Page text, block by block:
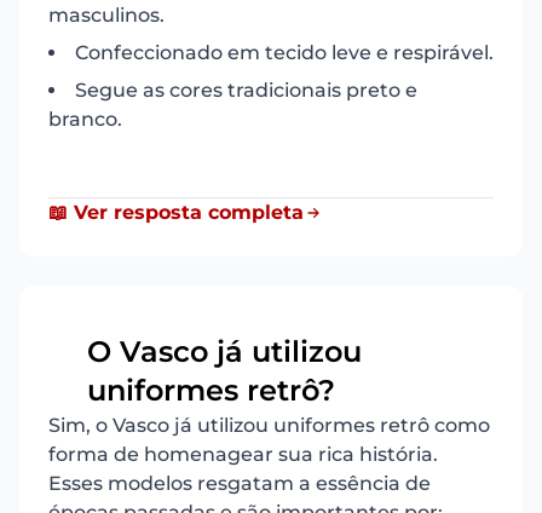
masculinos.
Confeccionado em tecido leve e respirável.
Segue as cores tradicionais preto e
branco.
📖 Ver resposta completa
O Vasco já utilizou
uniformes retrô?
Sim, o Vasco já utilizou uniformes retrô como
forma de homenagear sua rica história.
Esses modelos resgatam a essência de